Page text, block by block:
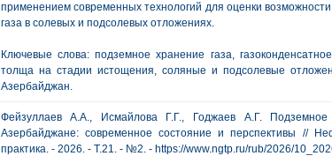
применением современных технологий для оценки
газа в солевых и подсолевых отложениях.
Ключевые слова: подземное хранение газа,
толща на стадии истощения, соляные и подсолевые
Азербайджан.
Фейзуллаев А.А., Исмайлова Г.Г., Годжаев А.Г.
Азербайджане: современное состояние и перспективы //
практика. - 2026. - Т.21. - №2. - https://www.ngtp.ru/rub/2026/